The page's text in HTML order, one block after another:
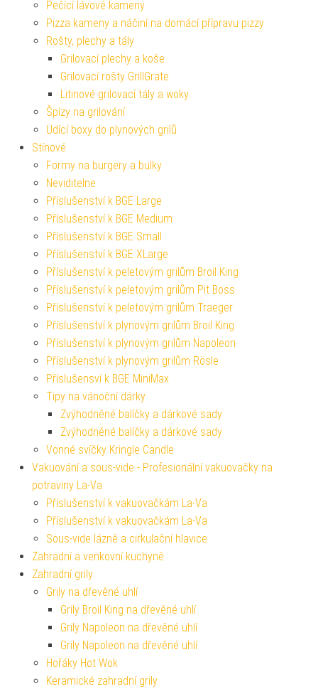
Pečící lávové kameny
Pizza kameny a náčiní na domácí přípravu pizzy
Rošty, plechy a tály
Grilovací plechy a koše
Grilovací rošty GrillGrate
Litinové grilovací tály a woky
Špízy na grilování
Udící boxy do plynových grilů
Stínové
Formy na burgery a bulky
Neviditelne
Příslušenství k BGE Large
Příslušenství k BGE Medium
Příslušenství k BGE Small
Příslušenství k BGE XLarge
Příslušenství k peletovým grilům Broil King
Příslušenství k peletovým grilům Pit Boss
Příslušenství k peletovým grilům Traeger
Příslušenství k plynovým grilům Broil King
Příslušenství k plynovým grilům Napoleon
Příslušenství k plynovým grilům Rösle
Příslušensví k BGE MiniMax
Tipy na vánoční dárky
Zvýhodněné balíčky a dárkové sady
Zvýhodněné balíčky a dárkové sady
Vonné svíčky Kringle Candle
Vakuování a sous-vide - Profesionální vakuovačky na
potraviny La-Va
Příslušenství k vakuovačkám La-Va
Příslušenství k vakuovačkám La-Va
Sous-vide lázně a cirkulační hlavice
Zahradní a venkovní kuchyně
Zahradní grily
Grily na dřevěné uhlí
Grily Broil King na dřevěné uhlí
Grily Napoleon na dřevěné uhlí
Grily Napoleon na dřevěné uhlí
Hořáky Hot Wok
Keramické zahradní grily